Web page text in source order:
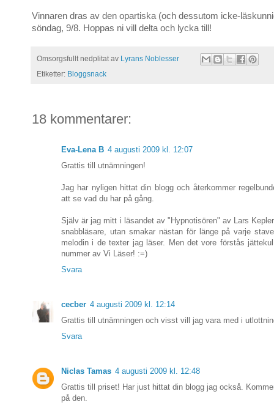
Vinnaren dras av den opartiska (och dessutom icke-
söndag, 9/8. Hoppas ni vill delta och lycka till!
Omsorgsfullt nedplitat av Lyrans Noblesser
Etiketter: Bloggsnack
18 kommentarer:
Eva-Lena B 4 augusti 2009 kl. 12:07
Grattis till utnämningen!
Jag har nyligen hittat din blogg och återkommer
att se vad du har på gång.
Själv är jag mitt i läsandet av "Hypnotisören" av Lars
snabbläsare, utan smakar nästan för länge på varje
melodin i de texter jag läser. Men det vore förstås
nummer av Vi Läser! :=)
Svara
cecber 4 augusti 2009 kl. 12:14
Grattis till utnämningen och visst vill jag vara med i
Svara
Niclas Tamas 4 augusti 2009 kl. 12:48
Grattis till priset! Har just hittat din blogg jag också.
på den.